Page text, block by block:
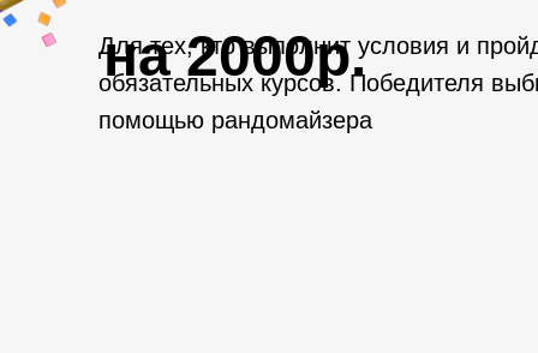
на 2000р.
Для тех, кто выполнит условия и
обязательных курсов. Победителя
помощью рандомайзера